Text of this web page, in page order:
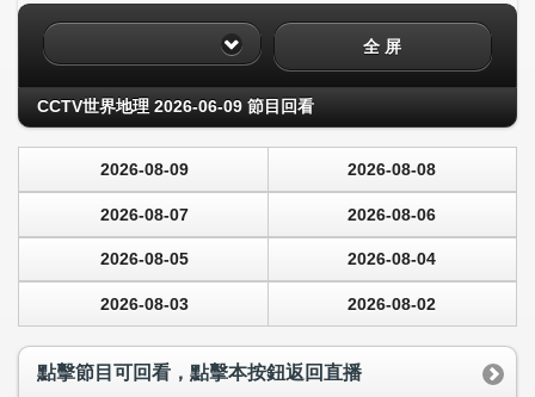
全 屏
CCTV世界地理 2026-06-09 節目回看
2026-08-09 2026-08-08
2026-08-07 2026-08-06
2026-08-05 2026-08-04
2026-08-03 2026-08-02
點擊節目可回看，點擊本按鈕返回直播